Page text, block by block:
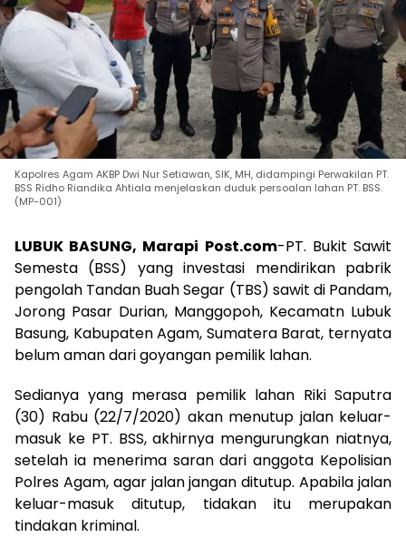
Kapolres Agam AKBP Dwi Nur Setiawan, SIK, MH, didampingi Perwakilan PT.
BSS Ridho Riandika Ahtiala menjelaskan duduk persoalan lahan PT. BSS.
(MP-001)
LUBUK BASUNG, Marapi Post.com-PT. Bukit Sawit
Semesta (BSS) yang investasi mendirikan pabrik
pengolah Tandan Buah Segar (TBS) sawit di Pandam,
Jorong Pasar Durian, Manggopoh, Kecamatn Lubuk
Basung, Kabupaten Agam, Sumatera Barat, ternyata
belum aman dari goyangan pemilik lahan.
Sedianya yang merasa pemilik lahan Riki Saputra
(30) Rabu (22/7/2020) akan menutup jalan keluar-
masuk ke PT. BSS, akhirnya mengurungkan niatnya,
setelah ia menerima saran dari anggota Kepolisian
Polres Agam, agar jalan jangan ditutup. Apabila jalan
keluar-masuk ditutup, tidakan itu merupakan
tindakan kriminal.